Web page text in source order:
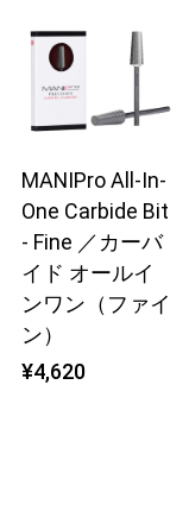
MANIPro All-In-
One Carbide Bit
- Fine ／カーバ
イド オールイ
ンワン（ファイ
ン）
¥4,620